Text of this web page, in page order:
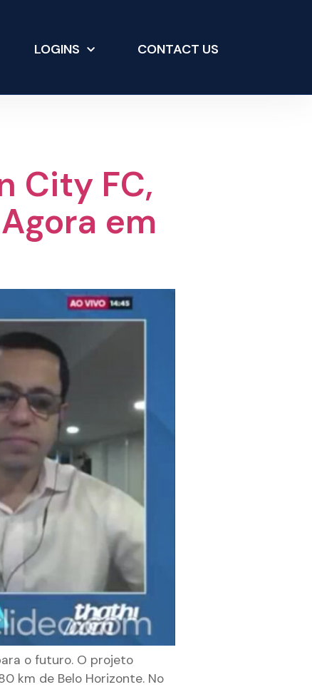
LOGINS CONTACT US
City FC,
em
o futuro. O projeto
km de Belo Horizonte. No